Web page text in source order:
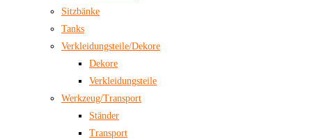
Sitzbänke
Tanks
Verkleidungsteile/Dekore
Dekore
Verkleidungsteile
Werkzeug/Transport
Ständer
Transport